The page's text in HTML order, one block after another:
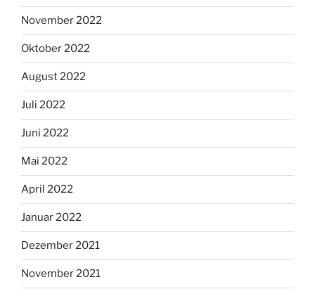
November 2022
Oktober 2022
August 2022
Juli 2022
Juni 2022
Mai 2022
April 2022
Januar 2022
Dezember 2021
November 2021